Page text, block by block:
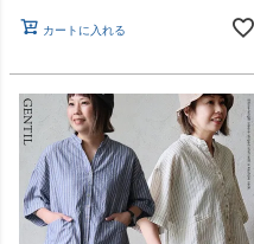
カートに入れる